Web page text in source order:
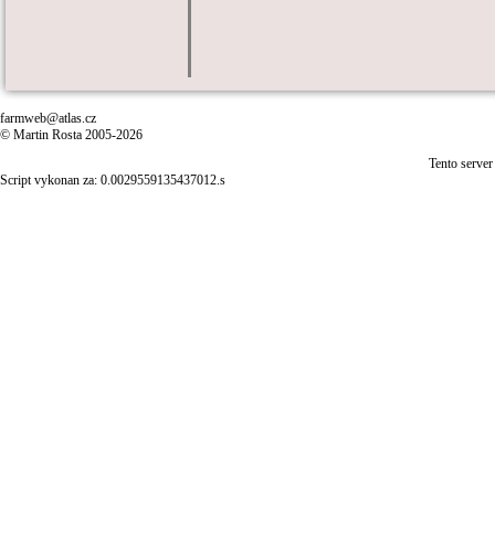
farmweb@atlas.cz
© Martin Rosta 2005-2026
Tento
Script vykonan za: 0.0029559135437012.s